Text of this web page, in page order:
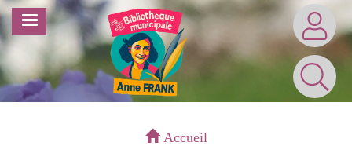
Aller
contenu
principal
MENU
Accueil